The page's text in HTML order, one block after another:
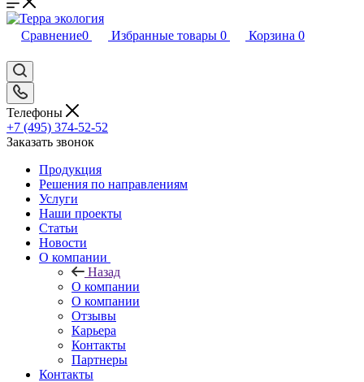
Сравнение0 Избранные товары 0 Корзина 0
Телефоны
+7 (495) 374-52-52
Заказать звонок
Продукция
Решения по направлениям
Услуги
Наши проекты
Статьи
Новости
О компании
Назад
О компании
О компании
Отзывы
Карьера
Контакты
Партнеры
Контакты